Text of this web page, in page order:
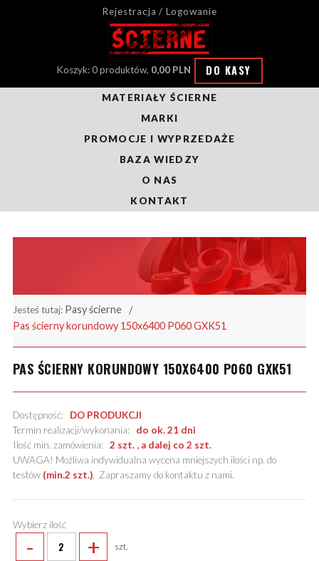
Rejestracja / Logowanie
Koszyk: 0 produktów, 0,00 PLN DO KASY
MATERIAŁY ŚCIERNE
MARKI
PROMOCJE I WYPRZEDAŻE
BAZA WIEDZY
O NAS
KONTAKT
Jesteś tutaj: Pasy ścierne
Pas ścierny korundowy 150x6400 P060 GXK51
PAS ŚCIERNY KORUNDOWY 150X6400 P060 GXK51
Dostępność: DO PRODUKCJI
Termin realizacji/wykonania: do ok. 21 dni
Ilość min. zamówienia: 2 szt. , a dalej co 2 szt.
UWAGA! Możliwa indywidualna wycena mniejszych ilości np. do
testów (min.2 szt.). Zapraszamy do kontaktu z nami.
Wybierz ilość
- + szt.